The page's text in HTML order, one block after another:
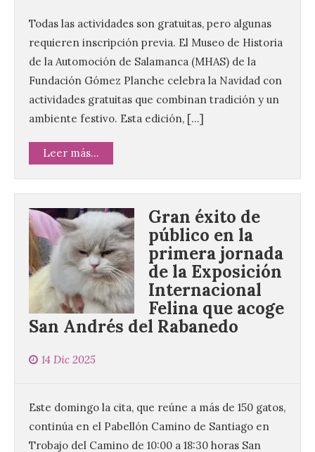
Todas las actividades son gratuitas, pero algunas
requieren inscripción previa. El Museo de Historia
de la Automoción de Salamanca (MHAS) de la
Fundación Gómez Planche celebra la Navidad con
actividades gratuitas que combinan tradición y un
ambiente festivo. Esta edición, […]
Leer más...
Gran éxito de
público en la
primera jornada
de la Exposición
Internacional
Felina que acoge
San Andrés del Rabanedo
14 Dic 2025
Este domingo la cita, que reúne a más de 150 gatos,
continúa en el Pabellón Camino de Santiago en
Trobajo del Camino de 10:00 a 18:30 horas San